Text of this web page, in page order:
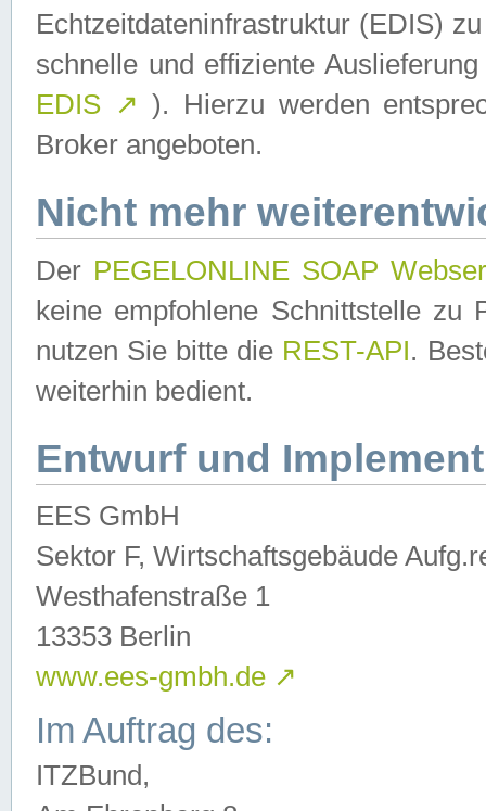
Echtzeitdateninfrastruktur (EDIS)
schnelle und effiziente
EDIS ↗ ). Hierzu werden
Broker angeboten.
Nicht mehr
Der PEGELONLINE SOAP
keine empfohlene Schnittstelle zu
nutzen Sie bitte die REST-API.
weiterhin bedient.
Entwurf und
EES GmbH
Sektor F, Wirtschaftsgebäude
Westhafenstraße 1
13353 Berlin
www.ees-gmbh.de ↗
Im Auftrag des:
ITZBund,